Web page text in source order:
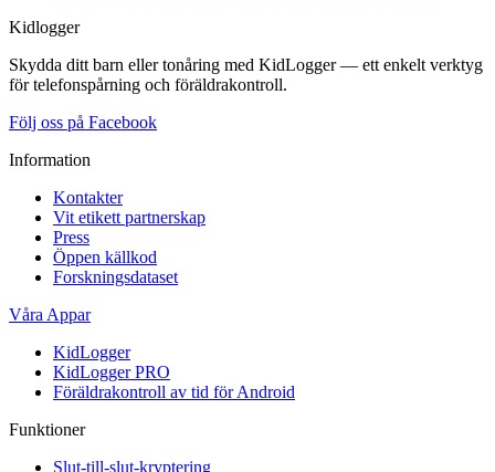
Kidlogger
Skydda ditt barn eller tonåring med KidLogger — ett enkelt verktyg
för telefonspårning och föräldrakontroll.
Följ oss på Facebook
Information
Kontakter
Vit etikett partnerskap
Press
Öppen källkod
Forskningsdataset
Våra Appar
KidLogger
KidLogger PRO
Föräldrakontroll av tid för Android
Funktioner
Slut-till-slut-kryptering